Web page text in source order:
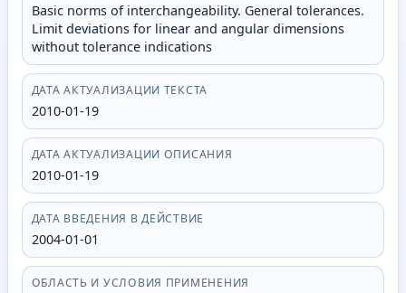
Basic norms of interchangeability. General tolerances.
Limit deviations for linear and angular dimensions
without tolerance indications
ДАТА АКТУАЛИЗАЦИИ ТЕКСТА
2010-01-19
ДАТА АКТУАЛИЗАЦИИ ОПИСАНИЯ
2010-01-19
ДАТА ВВЕДЕНИЯ В ДЕЙСТВИЕ
2004-01-01
ОБЛАСТЬ И УСЛОВИЯ ПРИМЕНЕНИЯ